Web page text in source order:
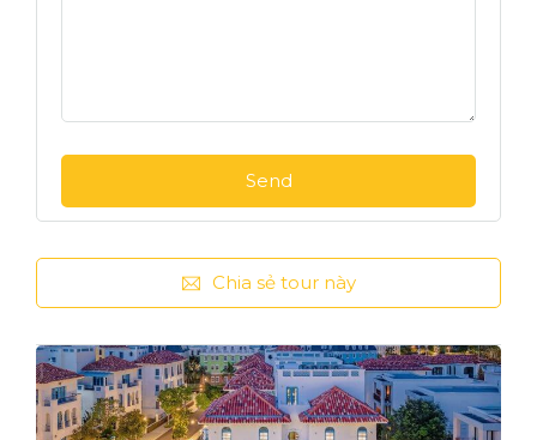
Chia sẻ tour này